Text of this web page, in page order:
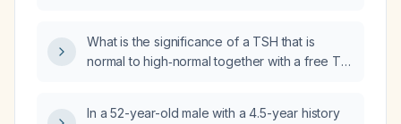
What is the significance of a TSH that is
normal to high‑normal together with a free T4
In a 52-year-old male with a 4.5-year history